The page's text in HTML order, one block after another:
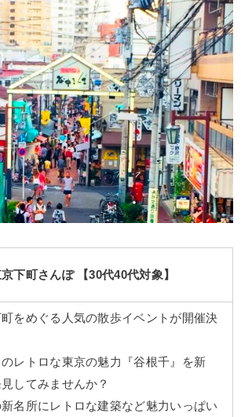
下町さんぽ【30代40代対象】
をめぐる人気の散歩イベントが開催決
レトロな東京の魅力『谷根千』を新
見してみませんか？
名所にレトロな建築など魅力いっぱい